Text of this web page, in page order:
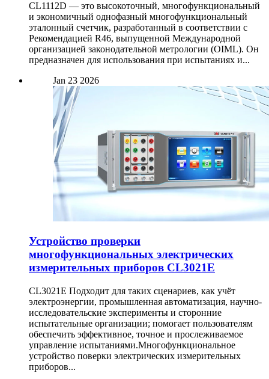
CL1112D — это высокоточный, многофункциональный
и экономичный однофазный многофункциональный
эталонный счетчик, разработанный в соответствии с
Рекомендацией R46, выпущенной Международной
организацией законодательной метрологии (OIML). Он
предназначен для использования при испытаниях и...
Jan 23 2026
Устройство проверки
многофункциональных электрических
измерительных приборов CL3021E
CL3021E Подходит для таких сценариев, как учёт
электроэнергии, промышленная автоматизация, научно-
исследовательские эксперименты и сторонние
испытательные организации; помогает пользователям
обеспечить эффективное, точное и прослеживаемое
управление испытаниями.Многофункциональное
устройство поверки электрических измерительных
приборов...